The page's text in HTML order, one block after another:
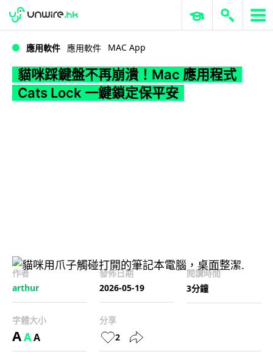
WWDC 2026 ERP 與商業 AI
應用軟件 應用軟件 MAC App
貓咪踩鍵盤不再崩潰！Mac 應用程式
Cats Lock 一鍵鎖定保平安
作者
arthur
發佈日期
2026-05-19
閱讀時間
3分鐘
字體大小
AAA
分享
2